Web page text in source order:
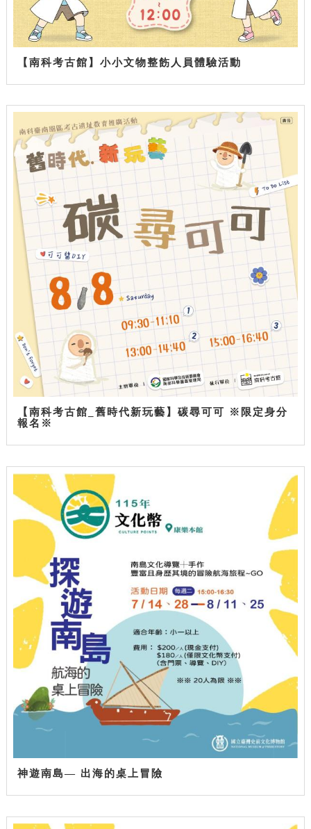
【南科考古館】小小文物整飭人員體驗活動
【南科考古館_舊時代新玩藝】碳尋可可 ※限定身分
報名※
神遊南島— 出海的桌上冒險